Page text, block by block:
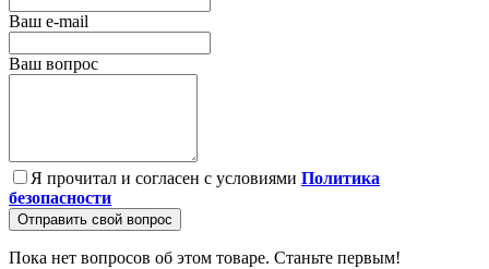
Ваш e-mail
Ваш вопрос
Я прочитал и согласен с условиями Политика
безопасности
Отправить свой вопрос
Пока нет вопросов об этом товаре. Станьте первым!